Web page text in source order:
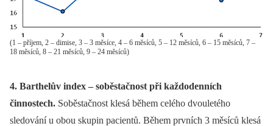
(1 – příjem, 2 – dimise, 3 – 3 měsíce, 4 – 6 měsíců, 5 – 12 měsíců, 6 – 15 měsíců, 7 –
18 měsíců, 8 – 21 měsíců, 9 – 24 měsíců)
4. Barthelův index –⁠ soběstačnost při každodenních
činnostech. Soběstačnost klesá během celého dvouletého
sledování u obou skupin pacientů. Během prvních 3 měsíců klesá